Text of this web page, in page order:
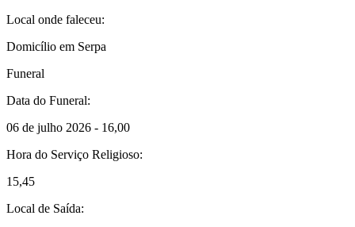
Local onde faleceu:
Domicílio em Serpa
Funeral
Data do Funeral:
06 de julho 2026 - 16,00
Hora do Serviço Religioso:
15,45
Local de Saída: